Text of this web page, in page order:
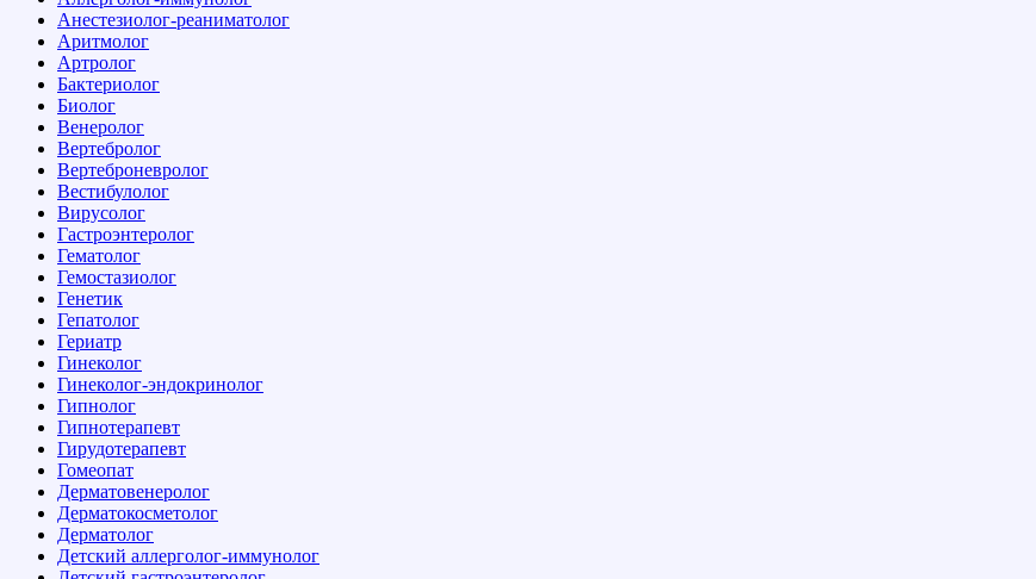
Анестезиолог-реаниматолог
Аритмолог
Артролог
Бактериолог
Биолог
Венеролог
Вертебролог
Вертеброневролог
Вестибулолог
Вирусолог
Гастроэнтеролог
Гематолог
Гемостазиолог
Генетик
Гепатолог
Гериатр
Гинеколог
Гинеколог-эндокринолог
Гипнолог
Гипнотерапевт
Гирудотерапевт
Гомеопат
Дерматовенеролог
Дерматокосметолог
Дерматолог
Детский аллерголог-иммунолог